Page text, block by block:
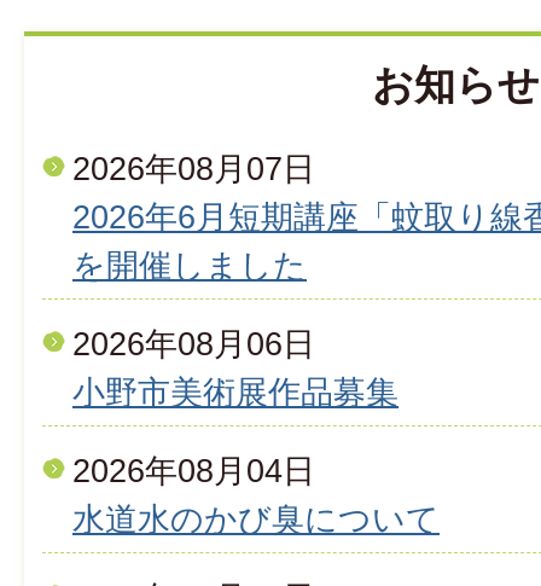
お知らせ
2026年08月07日
2026年6月短期講座「蚊取り
を開催しました
2026年08月06日
小野市美術展作品募集
2026年08月04日
水道水のかび臭について